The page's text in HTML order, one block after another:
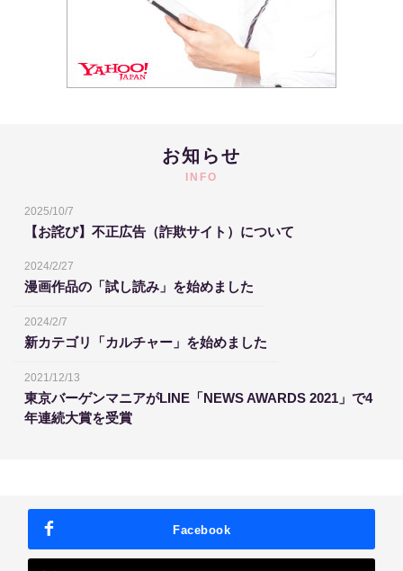
お知らせ
INFO
2025/10/7
【お詫び】不正広告（詐欺サイト）について
2024/2/27
漫画作品の「試し読み」を始めました
2024/2/7
新カテゴリ「カルチャー」を始めました
2021/12/13
東京バーゲンマニアがLINE「NEWS AWARDS 2021」で4
年連続大賞を受賞
Facebook